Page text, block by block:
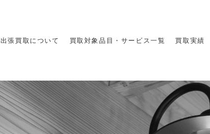
出張買取について 買取対象品目・サービス一覧 買取実績